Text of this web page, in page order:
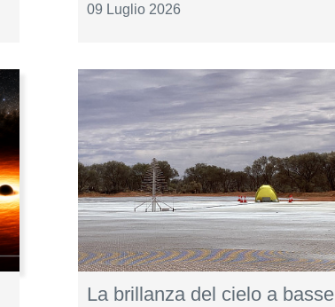
09 Luglio 2026
La brillanza del cielo a basse